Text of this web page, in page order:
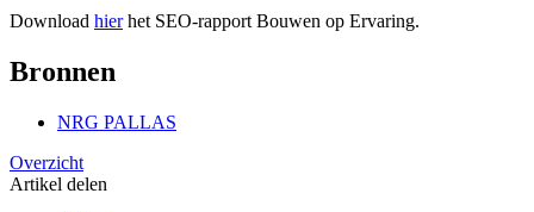
Download hierhet SEO-rapport Bouwen op Ervaring.
Bronnen
NRG PALLAS
Overzicht
Artikel delen